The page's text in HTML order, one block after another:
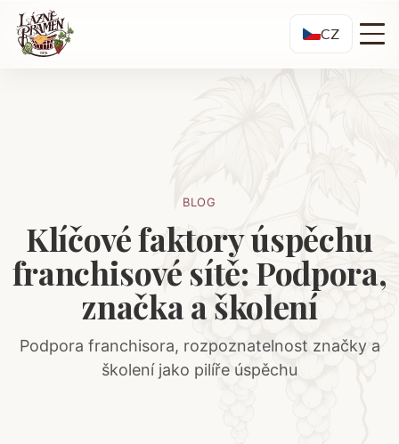
CZ
BLOG
Klíčové faktory úspěchu
franchisové sítě: Podpora,
značka a školení
Podpora franchisora, rozpoznatelnost značky a
školení jako pilíře úspěchu